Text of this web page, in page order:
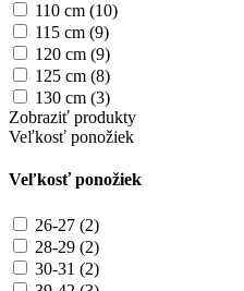
110 cm (10)
115 cm (9)
120 cm (9)
125 cm (8)
130 cm (3)
Zobraziť produkty
Veľkosť ponožiek
Veľkosť ponožiek
26-27 (2)
28-29 (2)
30-31 (2)